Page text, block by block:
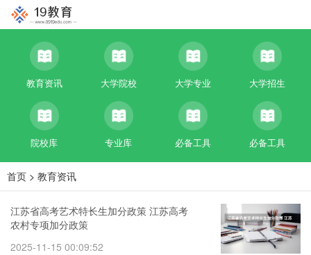
教育资讯 大学院校 大学专业 大学招生
院校库 专业库 必备工具 必备工具
首页 > 教育资讯
江苏省高考艺术特长生加分政策 江苏高考
农村专项加分政策
2025-11-15 00:09:52